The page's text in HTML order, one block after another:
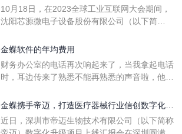
地进行操作。 复杂的
先企业迈向世界
10月18日，在2023全球工业互联网大会期间，
沈阳芯源微电子设备股份有限公司（以下简
下简称“金蝶”）在辽宁沈阳签署战略合作协议。
营管控平台，从而实现公司产研一体化、业财一
体化，提升公司整体业务水平。
金蝶软件的年均费用
财务办公室的电话再次响起来了，当我拿起电话
时，耳边传来了熟悉不能再熟悉的声音啦，他就
软件过程中遇到任何问题，我都可以获得金蝶服
一年的使用时间已经到了。我们公司用的是金蝶
金蝶携手帝迈，打造医疗器械行业信创数字化标
杆
近日，深圳市帝迈生物技术有限公司（以下简称